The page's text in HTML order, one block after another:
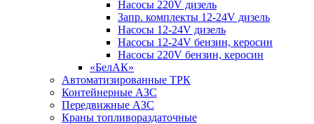
Насосы 220V дизель
Запр. комплекты 12-24V дизель
Насосы 12-24V дизель
Насосы 12-24V бензин, керосин
Насосы 220V бензин, керосин
«БелАК»
Автоматизированные ТРК
Контейнерные АЗС
Передвижные АЗС
Краны топливораздаточные